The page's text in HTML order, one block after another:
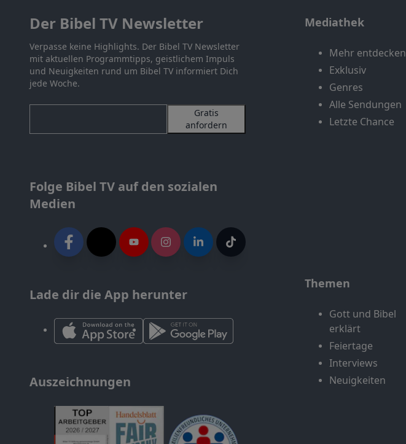
Der Bibel TV Newsletter
Verpasse keine Highlights. Der Bibel TV Newsletter
mit aktuellen Programmtipps, geistlichem Impuls
und Neuigkeiten rund um Bibel TV informiert Dich
jede Woche.
Gratis
anfordern
Folge Bibel TV auf den sozialen
Medien
Lade dir die App herunter
Auszeichnungen
Mediathek
Mehr entdecken
Exklusiv
Genres
Alle Sendungen
Letzte Chance
Themen
Gott und Bibel
erklärt
Feiertage
Interviews
Neuigkeiten